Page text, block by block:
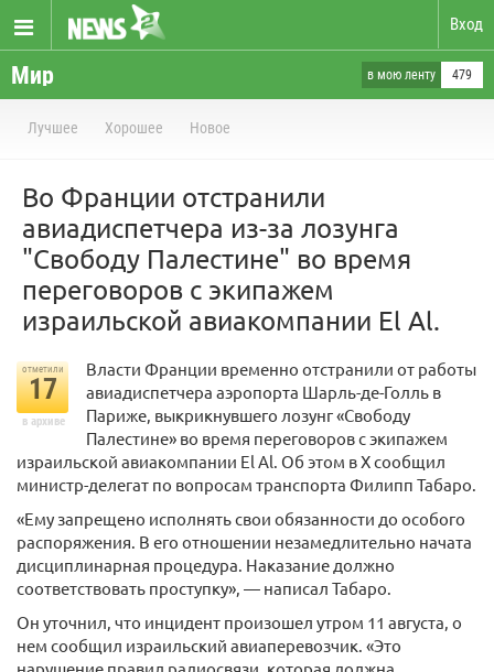
Вход
Мир в мою ленту 479
Лучшее Хорошее Новое
Во Франции отстранили
авиадиспетчера из-за лозунга
"Свободу Палестине" во время
переговоров с экипажем
израильской авиакомпании El Al.
отметили
17
в архиве
Власти Франции временно отстранили от работы
авиадиспетчера аэропорта Шарль-де-Голль в
Париже, выкрикнувшего лозунг «Свободу
Палестине» во время переговоров с экипажем
израильской авиакомпании El Al. Об этом в X сообщил
министр-делегат по вопросам транспорта Филипп Табаро.
«Ему запрещено исполнять свои обязанности до особого
распоряжения. В его отношении незамедлительно начата
дисциплинарная процедура. Наказание должно
соответствовать проступку», — написал Табаро.
Он уточнил, что инцидент произошел утром 11 августа, о
нем сообщил израильский авиаперевозчик. «Это